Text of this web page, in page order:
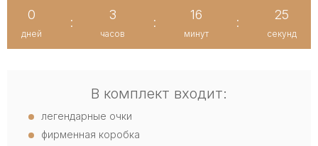
0
дней
:
3
часов
:
16
минут
:
25
секунд
В комплект входит:
легендарные очки
фирменная коробка